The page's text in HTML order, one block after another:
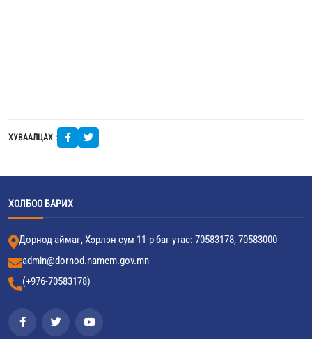
ХУВААЛЦАХ :
ХОЛБОО БАРИХ
Дорнод аймаг, Хэрлэн сум 11-р баг утас: 70583178, 70583000
admin@dornod.namem.gov.mn
(+976-70583178)